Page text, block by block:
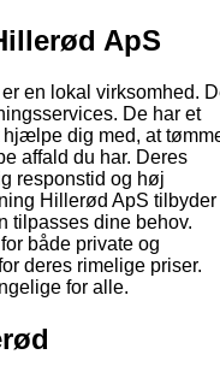
ApS
en lokal virksomhed.
De har et
hjælpe dig med, at
affald du har. Deres
responstid og høj
Hillerød ApS tilbyder
tilpasses dine behov.
både private og
deres rimelige priser.
for alle.